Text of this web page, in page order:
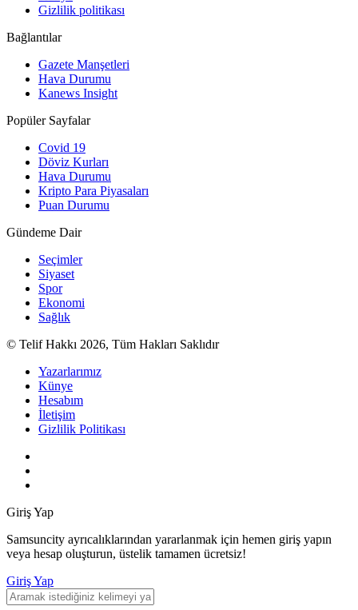
Gizlilik politikası
Bağlantılar
Gazete Manşetleri
Hava Durumu
Kanews Insight
Popüler Sayfalar
Covid 19
Döviz Kurları
Hava Durumu
Kripto Para Piyasaları
Puan Durumu
Gündeme Dair
Seçimler
Siyaset
Spor
Ekonomi
Sağlık
© Telif Hakkı 2026, Tüm Hakları Saklıdır
Yazarlarımız
Künye
Hesabım
İletişim
Gizlilik Politikası
Giriş Yap
Samsuncity ayrıcalıklarından yararlanmak için hemen giriş yapın
veya hesap oluşturun, üstelik tamamen ücretsiz!
Giriş Yap